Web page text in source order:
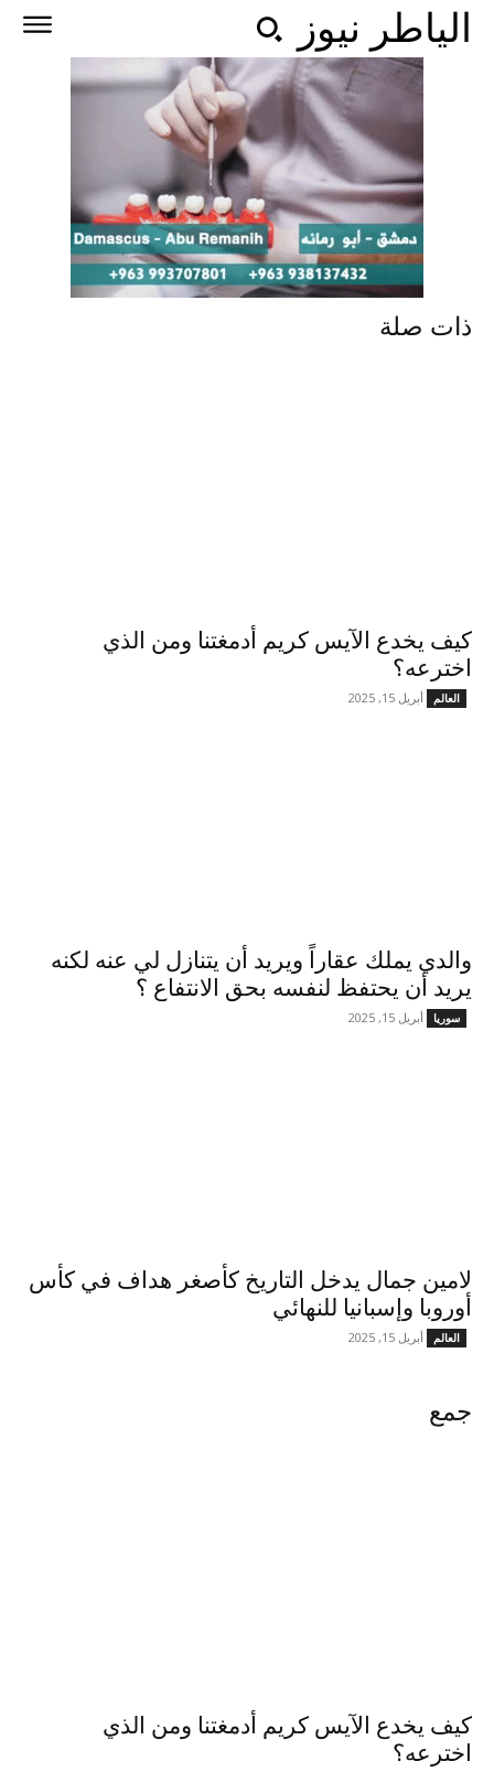
الياطر نيوز
ذات صلة
كيف يخدع الآيس كريم أدمغتنا ومن الذي
اخترعه؟
العالم أبريل 15, 2025
والدي يملك عقاراً ويريد أن يتنازل لي عنه لكنه
يريد أن يحتفظ لنفسه بحق الانتفاع ؟
سوريا أبريل 15, 2025
لامين جمال يدخل التاريخ كأصغر هداف في كأس
أوروبا وإسبانيا للنهائي
العالم أبريل 15, 2025
جمع
كيف يخدع الآيس كريم أدمغتنا ومن الذي
اخترعه؟